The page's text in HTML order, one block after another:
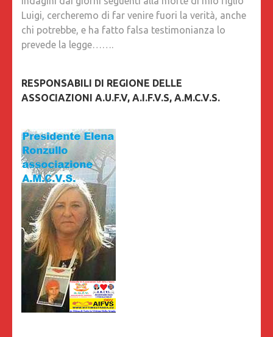
Luigi, cercheremo di far venire fuori la verità, anche
chi potrebbe, e ha fatto falsa testimonianza lo
prevede la legge…….
RESPONSABILI DI REGIONE DELLE
ASSOCIAZIONI A.U.F.V, A.I.F.V.S, A.M.C.V.S.